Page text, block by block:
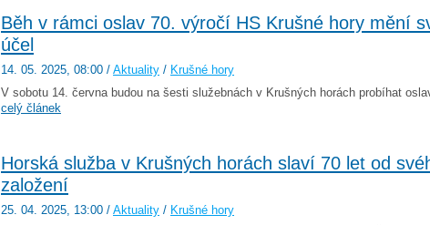
Běh v rámci oslav 70. výročí HS Krušné hory mění
účel
14. 05. 2025, 08:00 / Aktuality / Krušné hory
V sobotu 14. června budou na šesti služebnách v Krušných horách probíhat
celý článek
Horská služba v Krušných horách slaví 70 let od
založení
25. 04. 2025, 13:00 / Aktuality / Krušné hory